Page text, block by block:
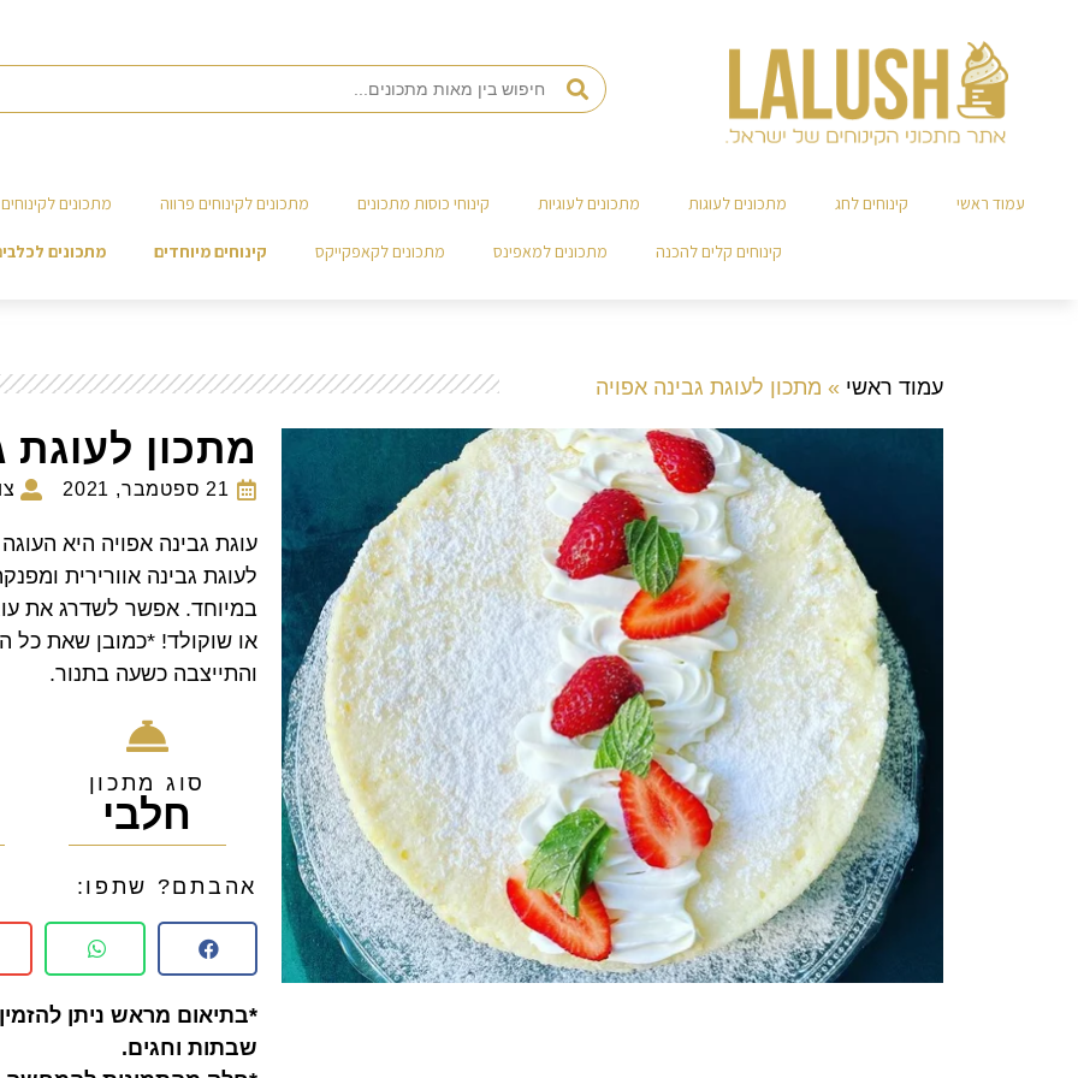
עמוד ראשי קינוחים לחג מתכונים לעוגות מתכונים לעוגיות קינוחי כוסות מתכונים מתכונים לקינוחים פרווה מתכונים
קינוחים קלים להכנה מתכונים למאפינס מתכונים לקאפקייקס קינוחים מיוחדים מתכונים
עמוד ראשי » מתכון לעוגת גבינה אפויה
מתכון לעוגת
21 ספטמבר, 2021
עוגת גבינה אפויה היא
לעוגת גבינה אוורירית
במיוחד. אפשר לשדרג את
או שוקולד! *כמובן שאת כל
והתייצבה כשעה בתנור.
סוג מתכון
חלבי
אהבתם? שתפו:
*בתיאום מראש ניתן
שבתות וחגים.